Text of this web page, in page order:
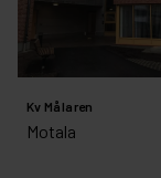
Kv Målaren
Motala